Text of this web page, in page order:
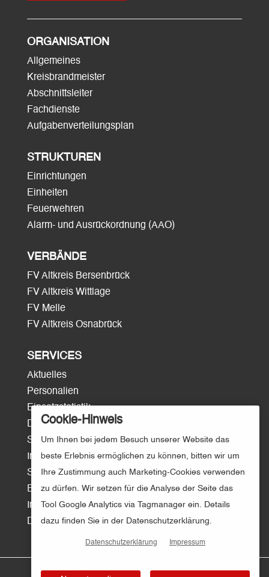
ORGANISATION
Allgemeines
Kreisbrandmeister
Abschnittsleiter
Fachdienste
Aufgabenverteilungsplan
STRUKTUREN
Einrichtungen
Einheiten
Feuerwehren
Alarm- und Ausrückordnung (AAO)
VERBÄNDE
FV Altkreis Bersenbrück
FV Altkreis Wittlage
FV Melle
FV Altkreis Osnabrück
SERVICES
Aktuelles
Personalien
Einsatzstatistik
Download
Surftipps
Intern/Login
Sitemap
E-Mail
Impressum
Datenschutz
Cookie-Hinweis
Um Ihnen bei jedem Besuch unserer Website das
beste Erlebnis ermöglichen zu können, bitten wir um
Ihre Zustimmung auch Marketing-Cookies verwenden
zu dürfen. Wir setzen für die Analyse der Seite das
Tool Google Analytics via Tagmanager ein. Details
dazu finden Sie in der Datenschutzerklärung.
Datenschutzerklärung Impressum